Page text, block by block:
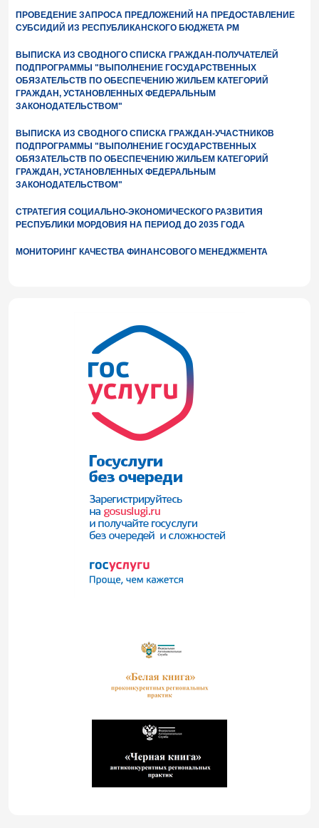
ПРОВЕДЕНИЕ ЗАПРОСА ПРЕДЛОЖЕНИЙ НА ПРЕДОСТАВЛЕНИЕ
СУБСИДИЙ ИЗ РЕСПУБЛИКАНСКОГО БЮДЖЕТА РМ
ВЫПИСКА ИЗ СВОДНОГО СПИСКА ГРАЖДАН-ПОЛУЧАТЕЛЕЙ
ПОДПРОГРАММЫ "ВЫПОЛНЕНИЕ ГОСУДАРСТВЕННЫХ
ОБЯЗАТЕЛЬСТВ ПО ОБЕСПЕЧЕНИЮ ЖИЛЬЕМ КАТЕГОРИЙ
ГРАЖДАН, УСТАНОВЛЕННЫХ ФЕДЕРАЛЬНЫМ
ЗАКОНОДАТЕЛЬСТВОМ"
ВЫПИСКА ИЗ СВОДНОГО СПИСКА ГРАЖДАН-УЧАСТНИКОВ
ПОДПРОГРАММЫ "ВЫПОЛНЕНИЕ ГОСУДАРСТВЕННЫХ
ОБЯЗАТЕЛЬСТВ ПО ОБЕСПЕЧЕНИЮ ЖИЛЬЕМ КАТЕГОРИЙ
ГРАЖДАН, УСТАНОВЛЕННЫХ ФЕДЕРАЛЬНЫМ
ЗАКОНОДАТЕЛЬСТВОМ"
СТРАТЕГИЯ СОЦИАЛЬНО-ЭКОНОМИЧЕСКОГО РАЗВИТИЯ
РЕСПУБЛИКИ МОРДОВИЯ НА ПЕРИОД ДО 2035 ГОДА
МОНИТОРИНГ КАЧЕСТВА ФИНАНСОВОГО МЕНЕДЖМЕНТА